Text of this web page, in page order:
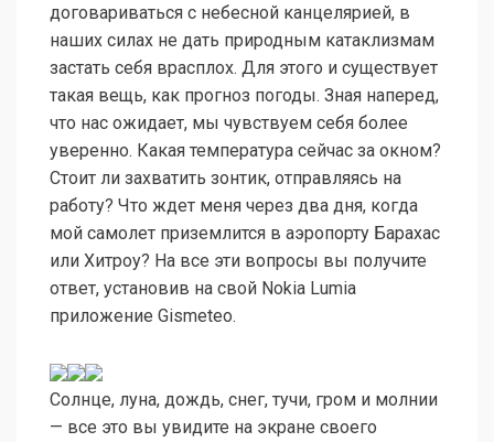
договариваться с небесной канцелярией, в
наших силах не дать природным катаклизмам
застать себя врасплох. Для этого и существует
такая вещь, как прогноз погоды. Зная наперед,
что нас ожидает, мы чувствуем себя более
уверенно. Какая температура сейчас за окном?
Стоит ли захватить зонтик, отправляясь на
работу? Что ждет меня через два дня, когда
мой самолет приземлится в аэропорту Барахас
или Хитроу? На все эти вопросы вы получите
ответ, установив на свой Nokia Lumia
приложение Gismeteo.
Солнце, луна, дождь, снег, тучи, гром и молнии
— все это вы увидите на экране своего